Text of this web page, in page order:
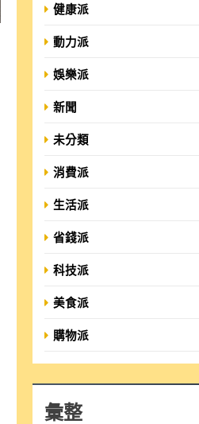
健康派
動力派
娛樂派
新聞
未分類
消費派
生活派
省錢派
科技派
美食派
購物派
彙整